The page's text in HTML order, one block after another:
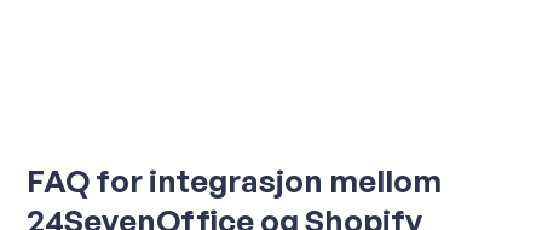
FAQ for integrasjon mellom
24SevenOffice og Shopify